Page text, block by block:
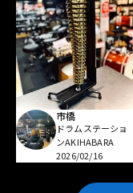
市橋
ドラムステーショ
ンAKIHABARA
2026/02/16